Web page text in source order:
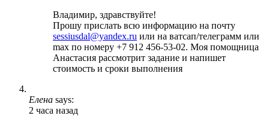
Владимир, здравствуйте!
Прошу прислать всю информацию на почту
sessiusdal@yandex.ru или на ватсап/телеграмм или
max по номеру +7 912 456-53-02. Моя помощница
Анастасия рассмотрит задание и напишет
стоимость и сроки выполнения
Елена says:
2 часа назад